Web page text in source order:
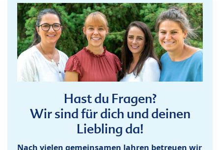
Hast du Fragen?
Wir sind für dich und deinen
Liebling da!
Nach vielen gemeinsamen Jahren betreuen wir